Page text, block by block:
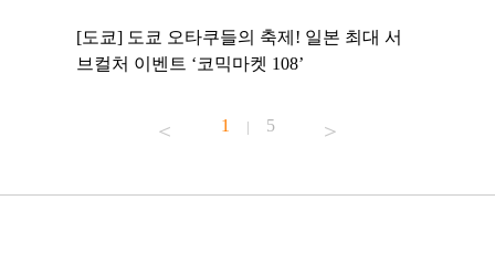
[도쿄] 도쿄 오타쿠들의 축제! 일본 최대 서
브컬처 이벤트 ‘코믹마켓 108’
1 | 5